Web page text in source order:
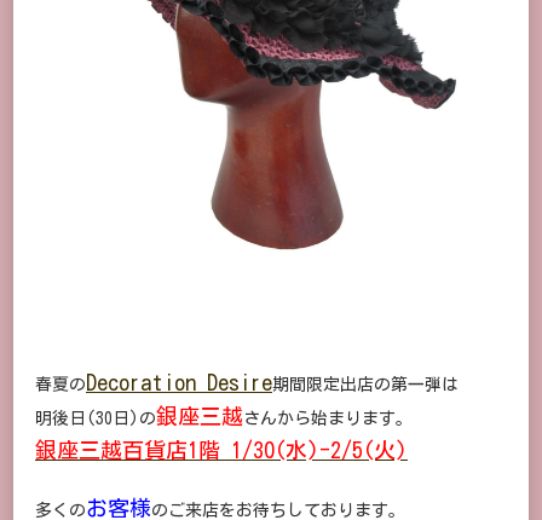
春夏の Decoration Desire期間限定出店の第一弾は
明後日(30日)の銀座三越 さんから始まります。
銀座三越百貨店1階 1/30(水)-2/5(火)
多くのお客様のご来店をお待ちしております。